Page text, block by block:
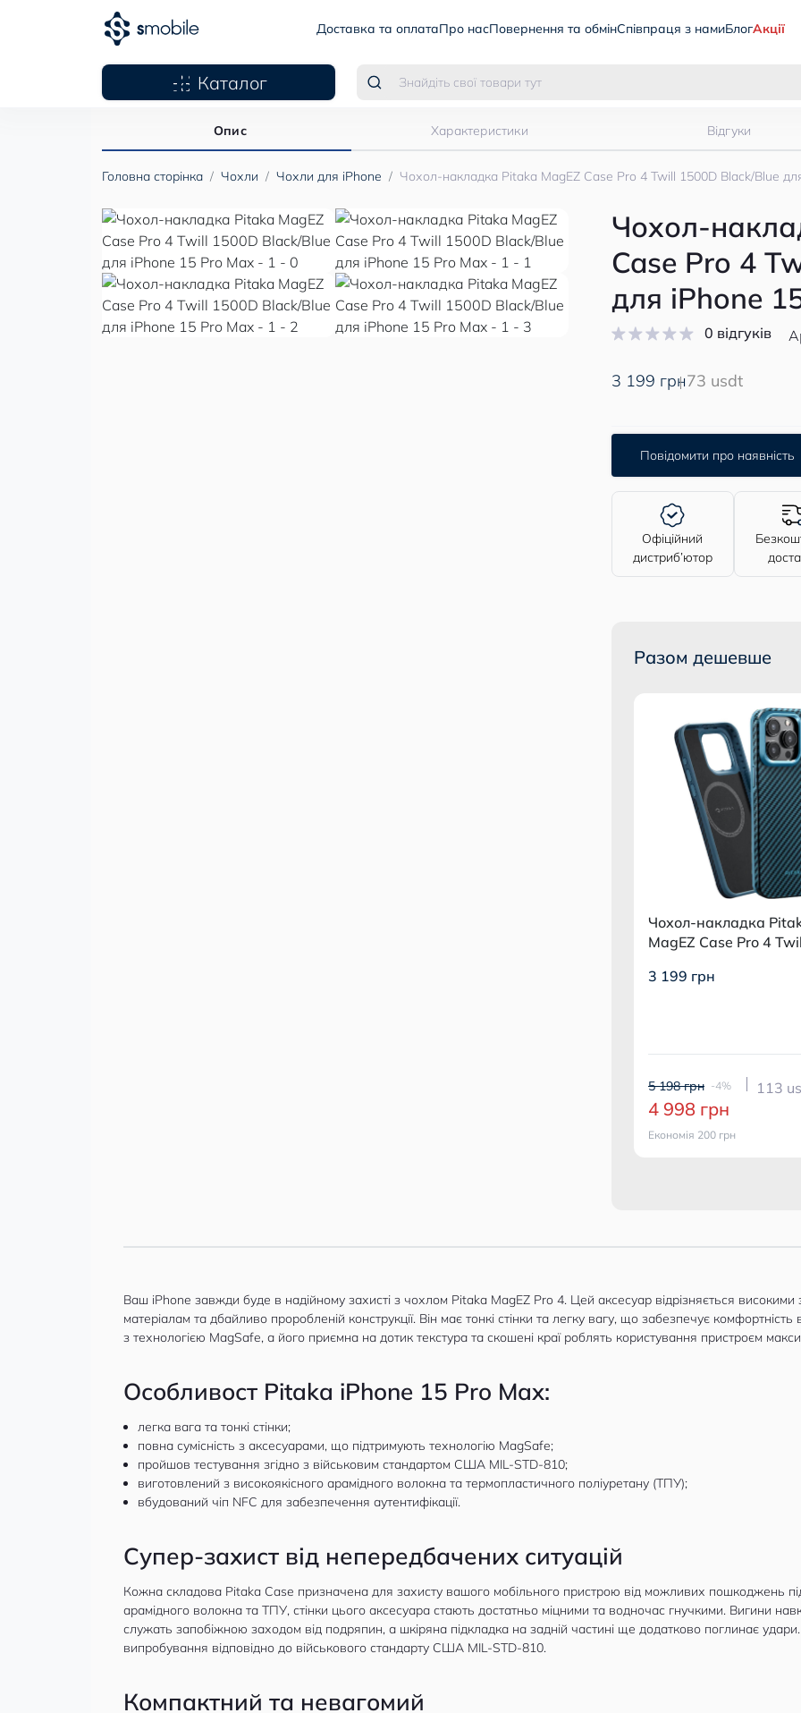
Доставка та оплатаПро насПовернення та обмінСпівпраця з намиБлогАкції
Каталог
Головна сторінка Чохли Чохли для iPhone Чохол-накладка Pitaka MagEZ Case Pro 4 Twill 1500D Black/Blue
Опис Характеристики Відгуки
Чохол-
Case Pro 4
для iPhone
0 відгуків
3 199 грн73 usdt
Повідомити про наявність
Офіційний
дистриб’ютор
Разом дешевше
Чохол-накладка
MagEZ Case Pro 4
15 Pro Max
3 199 грн
5 198 грн -4%
4 998 грн
Економія 200 грн
113
Ваш iPhone завжди буде в надійному захисті з чохлом Pitaka MagEZ Pro 4. Цей аксесуар відрізняється
матеріалам та дбайливо проробленій конструкції. Він має тонкі стінки та легку вагу, що забезпечує
з технологією MagSafe, а його приємна на дотик текстура та скошені краї роблять користування пристроєм
Особливост Pitaka iPhone 15 Pro Max:
легка вага та тонкі стінки;
повна сумісність з аксесуарами, що підтримують технологію MagSafe;
пройшов тестування згідно з військовим стандартом США MIL-STD-810;
виготовлений з високоякісного арамідного волокна та термопластичного поліуретану (ТПУ);
вбудований чіп NFC для забезпечення аутентифікації.
Супер-захист від непередбачених ситуацій
Кожна складова Pitaka Case призначена для захисту вашого мобільного пристрою від можливих пошкоджень
арамідного волокна та ТПУ, стінки цього аксесуара стають достатньо міцними та водночас гнучкими. Вигини
служать запобіжною заходом від подряпин, а шкіряна підкладка на задній частині ще додатково поглинає
випробування відповідно до військового стандарту США MIL-STD-810.
Компактний та невагомий